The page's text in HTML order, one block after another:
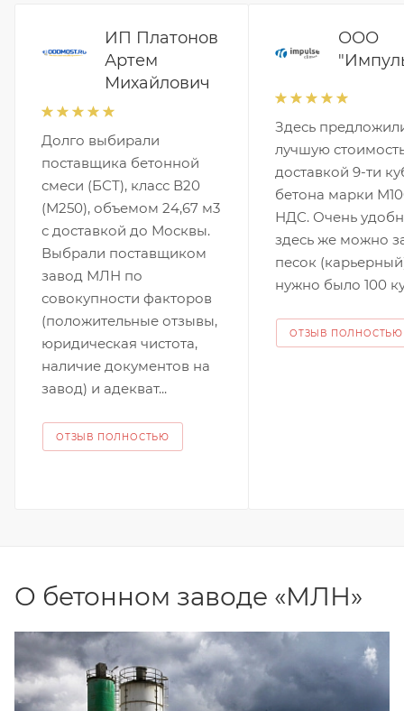
ИП Платонов
Артем
Михайлович
Долго выбирали
поставщика бетонной
смеси (БСТ), класс В20
(М250), объемом 24,67 м3
с доставкой до Москвы.
Выбрали поставщиком
завод МЛН по
совокупности факторов
(положительные отзывы,
юридическая чистота,
наличие документов на
завод) и адекват...
ОТЗЫВ ПОЛНОСТЬЮ
ООО
Здесь
лучшую
доставкой 9-ти
бетона марки
НДС. Очень
здесь же можно
песок
нужно было 100
ОТЗЫВ ПОЛНОСТЬЮ
О бетонном заводе «МЛН»